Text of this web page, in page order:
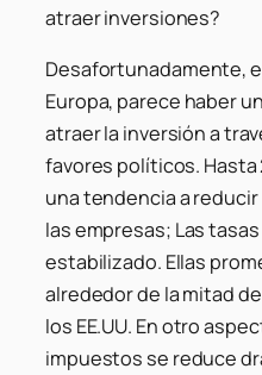
atraer inversiones?
Desafortunadamente,
Europa, parece haber
atraer la inversión a
favores políticos. Hasta
una tendencia a
las empresas; Las
estabilizado. Ellas
alrededor de la mitad
los EE.UU. En otro
impuestos se reduce